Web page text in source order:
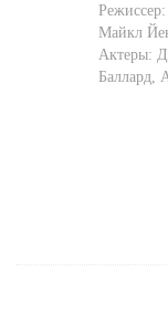
Режиссер:
Майкл
Актеры:
Баллард